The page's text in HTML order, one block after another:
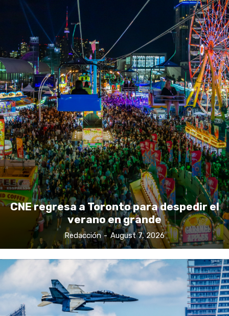
CNE regresa a Toronto para despedir el
verano en grande
Redacción - August 7, 2026